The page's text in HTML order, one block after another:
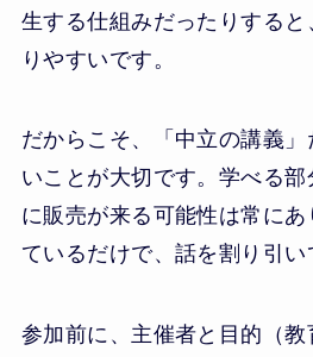
生する仕組みだったりする
りやすいです。
だからこそ、「中立の講義
いことが大切です。学べる
に販売が来る可能性は常に
ているだけで、話を割り引い
参加前に、主催者と目的（